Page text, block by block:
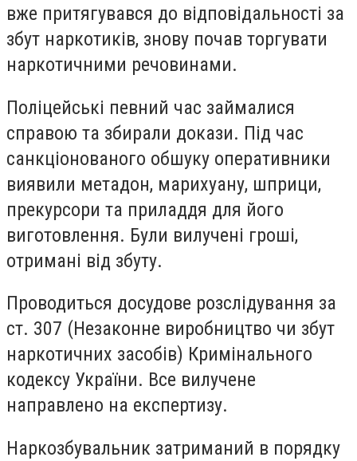
вже притягувався до відповідальності за
збут наркотиків, знову почав торгувати
наркотичними речовинами.
Поліцейські певний час займалися
справою та збирали докази. Під час
санкціонованого обшуку оперативники
виявили метадон, марихуану, шприци,
прекурсори та приладдя для його
виготовлення. Були вилучені гроші,
отримані від збуту.
Проводиться досудове розслідування за
ст. 307 (Незаконне виробництво чи збут
наркотичних засобів) Кримінального
кодексу України. Все вилучене
направлено на експертизу.
Наркозбувальник затриманий в порядку